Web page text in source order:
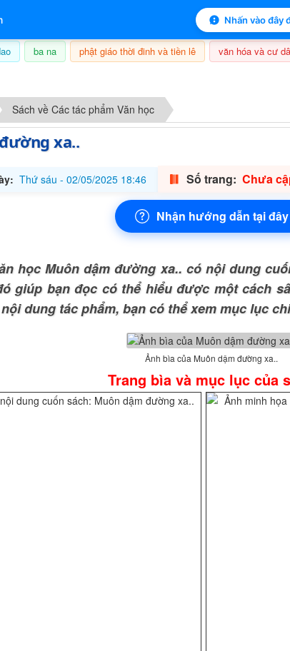
Nhấn vào đây
ba na phật giáo thời đinh và tiền lê văn hóa và cư
Sách về Các tác phẩm Văn học
xa..
Thứ sáu - 02/05/2025 18:46 Số trang: Chưa
Nhận hướng dẫn tại đây
học Muôn dậm đường xa.. có nội dung
giúp bạn đọc có thể hiểu được một cách
dung tác phẩm, bạn có thể xem mục lục
Ảnh bìa của Muôn dậm đường xa..
Trang bìa và mục lục của